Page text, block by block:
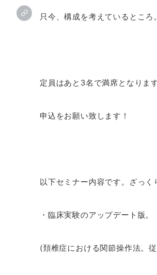
只今、構成を考えているところ。
定員はあと3名で満席となりま
申込をお願い致します！
以下セミナー内容です。ざっく
・臨床実験のアップデート版。
(頚椎症における関節操作法。